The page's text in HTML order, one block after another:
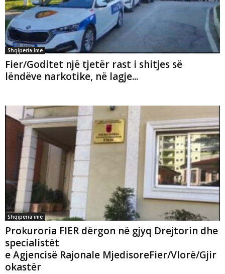
Shqiperia ime
Fier/Goditet një tjetër rast i shitjes së
lëndëve narkotike, në lagje...
Shqiperia ime
Prokuroria FIER dërgon në gjyq Drejtorin dhe
specialistët
e Agjencisë Rajonale MjedisoreFier/Vlorë/Gjir
okastër